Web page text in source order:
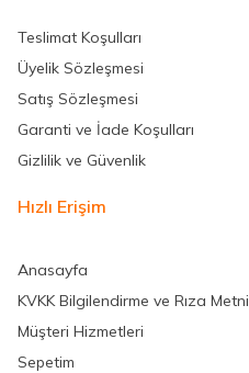
Teslimat Koşulları
Üyelik Sözleşmesi
Satış Sözleşmesi
Garanti ve İade Koşulları
Gizlilik ve Güvenlik
Hızlı Erişim
Anasayfa
KVKK Bilgilendirme ve Rıza Metni
Müşteri Hizmetleri
Sepetim